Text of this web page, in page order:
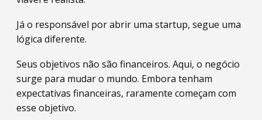
Já o responsável por abrir uma startup, segue uma
lógica diferente.
Seus objetivos não são financeiros. Aqui, o negócio
surge para mudar o mundo. Embora tenham
expectativas financeiras, raramente começam com
esse objetivo.